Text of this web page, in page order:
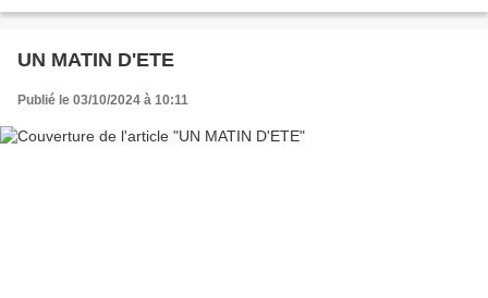
UN MATIN D'ETE
Publié le 03/10/2024 à 10:11